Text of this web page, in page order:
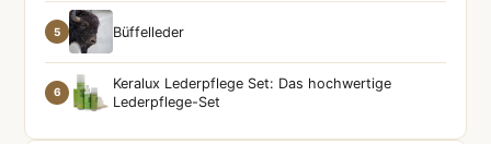
5 Büffelleder
6
Keralux Lederpflege Set: Das hochwertige
Lederpflege-Set